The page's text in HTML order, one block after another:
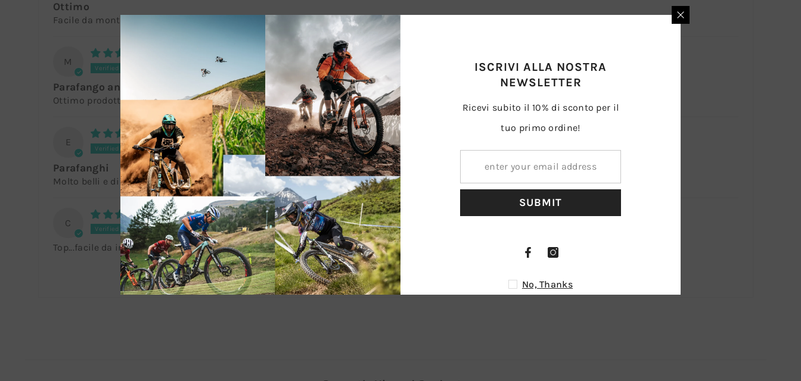
Ottimo
Facile da montare e lavare. Pieghevole ma resistente. Compratelo.
M
MARCO PELIZZARI
Parafango anteriore MTB
Ottimo prodotto. Installazione molto facile.
E
08/06/2021
Elia Cagnola
Parafanghi
Molto belli e di qualità
C
20/05/2021
Cristiano Bordi
Top...facile da installare, bello ed efficace!
1 2
ISCRIVI ALLA NOSTRA
NEWSLETTER
Ricevi subito il 10% di sconto per il
tuo primo ordine!
SUBMIT
No, Thanks